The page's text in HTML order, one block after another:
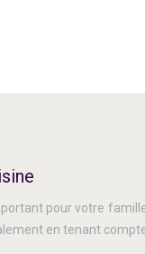
pour votre
en tenant